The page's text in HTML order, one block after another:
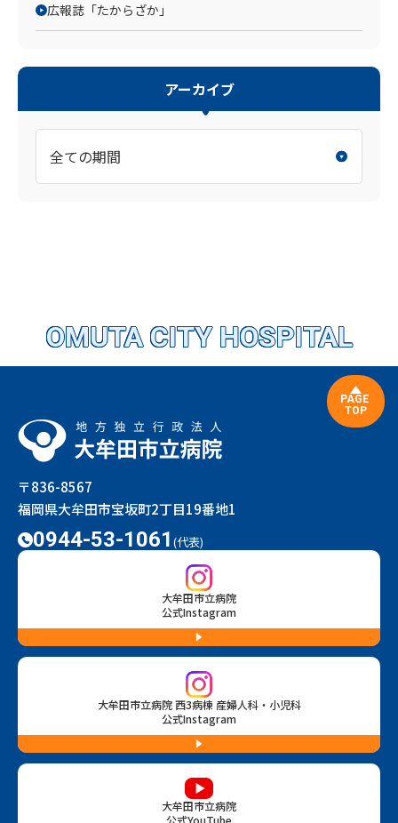
広報誌「たからざか」
アーカイブ
OMUTA CITY HOSPITAL
〒836-8567
福岡県大牟田市宝坂町2丁目19番地1
0944-53-1061 (代表)
大牟田市立病院
公式Instagram
大牟田市立病院 西3病棟 産婦人科・小児科
公式Instagram
大牟田市立病院
公式YouTube
PAGE
TOP